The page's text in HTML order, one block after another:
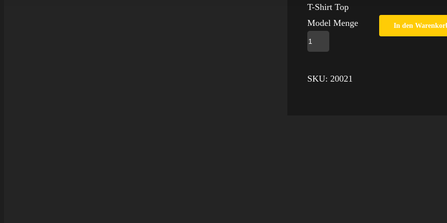
T-Shirt Top
Model Menge
In den
SKU: 20021